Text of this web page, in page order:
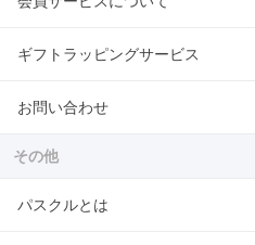
ギフトラッピングサービス
お問い合わせ
その他
パスクルとは